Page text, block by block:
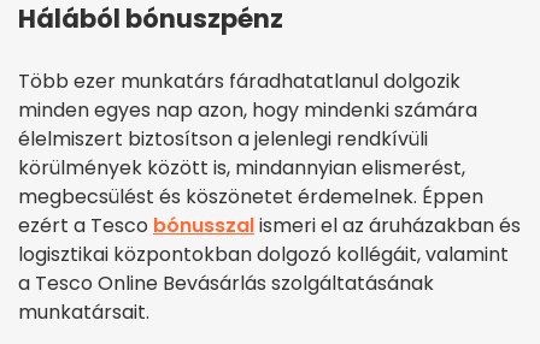
Hálából bónuszpénz
Több ezer munkatárs fáradhatatlanul dolgozik
minden egyes nap azon, hogy mindenki számára
élelmiszert biztosítson a jelenlegi rendkívüli
körülmények között is, mindannyian elismerést,
megbecsülést és köszönetet érdemelnek. Éppen
ezért a Tesco bónusszalismeri el az áruházakban és
logisztikai központokban dolgozó kollégáit, valamint
a Tesco Online Bevásárlás szolgáltatásának
munkatársait.